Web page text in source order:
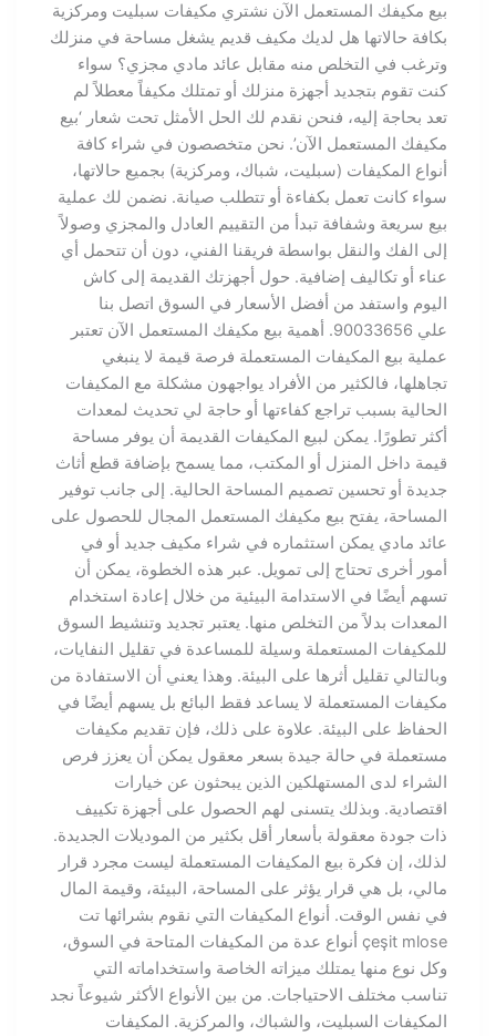
بيع مكيفك المستعمل الآن نشتري مكيفات سبليت ومركزية
بكافة حالاتها هل لديك مكيف قديم يشغل مساحة في منزلك
وترغب في التخلص منه مقابل عائد مادي مجزي؟ سواء
كنت تقوم بتجديد أجهزة منزلك أو تمتلك مكيفاً معطلاً لم
تعد بحاجة إليه، فنحن نقدم لك الحل الأمثل تحت شعار ‘بيع
مكيفك المستعمل الآن’. نحن متخصصون في شراء كافة
أنواع المكيفات (سبليت، شباك، ومركزية) بجميع حالاتها،
سواء كانت تعمل بكفاءة أو تتطلب صيانة. نضمن لك عملية
بيع سريعة وشفافة تبدأ من التقييم العادل والمجزي وصولاً
إلى الفك والنقل بواسطة فريقنا الفني، دون أن تتحمل أي
عناء أو تكاليف إضافية. حول أجهزتك القديمة إلى كاش
اليوم واستفد من أفضل الأسعار في السوق اتصل بنا
علي 90033656. أهمية بيع مكيفك المستعمل الآن تعتبر
عملية بيع المكيفات المستعملة فرصة قيمة لا ينبغي
تجاهلها، فالكثير من الأفراد يواجهون مشكلة مع المكيفات
الحالية بسبب تراجع كفاءتها أو حاجة لي تحديث لمعدات
أكثر تطورًا. يمكن لبيع المكيفات القديمة أن يوفر مساحة
قيمة داخل المنزل أو المكتب، مما يسمح بإضافة قطع أثاث
جديدة أو تحسين تصميم المساحة الحالية. إلى جانب توفير
المساحة، يفتح بيع مكيفك المستعمل المجال للحصول على
عائد مادي يمكن استثماره في شراء مكيف جديد أو في
أمور أخرى تحتاج إلى تمويل. عبر هذه الخطوة، يمكن أن
تسهم أيضًا في الاستدامة البيئية من خلال إعادة استخدام
المعدات بدلاً من التخلص منها. يعتبر تجديد وتنشيط السوق
للمكيفات المستعملة وسيلة للمساعدة في تقليل النفايات،
وبالتالي تقليل أثرها على البيئة. وهذا يعني أن الاستفادة من
مكيفات المستعملة لا يساعد فقط البائع بل يسهم أيضًا في
الحفاظ على البيئة. علاوة على ذلك، فإن تقديم مكيفات
مستعملة في حالة جيدة بسعر معقول يمكن أن يعزز فرص
الشراء لدى المستهلكين الذين يبحثون عن خيارات
اقتصادية. وبذلك يتسنى لهم الحصول على أجهزة تكييف
ذات جودة معقولة بأسعار أقل بكثير من الموديلات الجديدة.
لذلك، إن فكرة بيع المكيفات المستعملة ليست مجرد قرار
مالي، بل هي قرار يؤثر على المساحة، البيئة، وقيمة المال
في نفس الوقت. أنواع المكيفات التي نقوم بشرائها تت
çeşit mlose أنواع عدة من المكيفات المتاحة في السوق،
وكل نوع منها يمتلك ميزاته الخاصة واستخداماته التي
تناسب مختلف الاحتياجات. من بين الأنواع الأكثر شيوعاً نجد
المكيفات السبليت، والشباك، والمركزية. المكيفات